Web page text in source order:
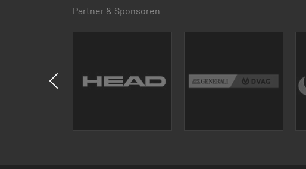
Partner & Sponsoren